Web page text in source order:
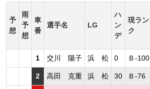
予
想
雨
予
想
車
番
選手名 LG
ハ
ン
デ
現ラン
ク
1 交川 陽子 浜 松 0 Ｂ-100
2 高田 克重 浜 松 30 Ｂ-76